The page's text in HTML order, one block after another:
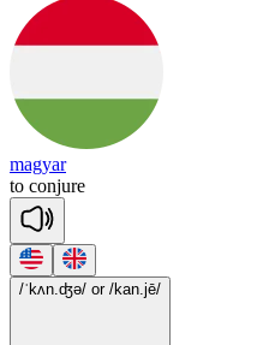
magyar
to conjure
/ˈkʌn.ʤə/ or /kan.jē/